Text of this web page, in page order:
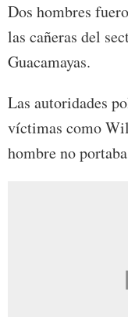
Dos hombres
las cañeras del
Guacamayas.
Las autoridades
víctimas como
hombre no